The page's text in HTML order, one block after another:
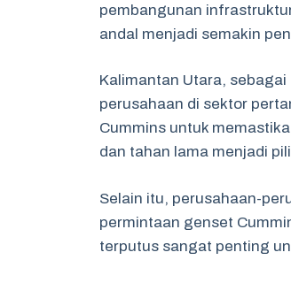
pembangunan
andal menjadi semakin
Kalimantan Utara,
perusahaan di sektor
Cummins untuk
dan tahan lama menjadi
Selain itu, perusahaan-
permintaan genset
terputus sangat penting